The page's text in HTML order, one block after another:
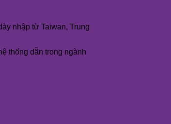
nhập từ Taiwan, Trung
thống dẫn trong ngành